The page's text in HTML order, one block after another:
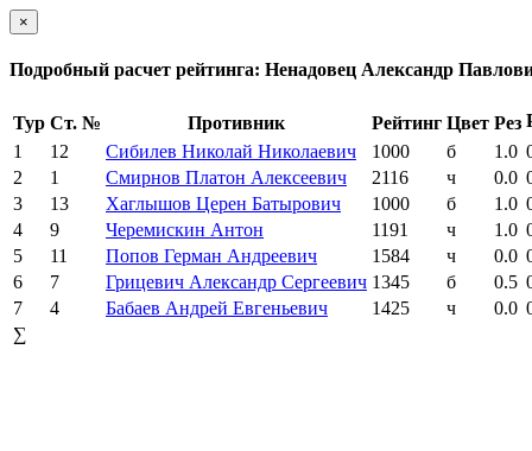
×
Подробный расчет рейтинга: Ненадовец Александр
Тур Ст. № Противник Рейтинг Цвет Рез
1
12 Сибилев Николай Николаевич 1000 б 1.0
2
1 Смирнов Платон Алексеевич 2116 ч 0.0
3
13 Хаглышов Церен Батырович 1000 б 1.0
4
9 Черемискин Антон 1191 ч 1.0
5
11 Попов Герман Андреевич 1584 ч 0.0
6
7 Грицевич Александр Сергеевич 1345 б 0.5
7
4 Бабаев Андрей Евгеньевич 1425 ч 0.0
∑